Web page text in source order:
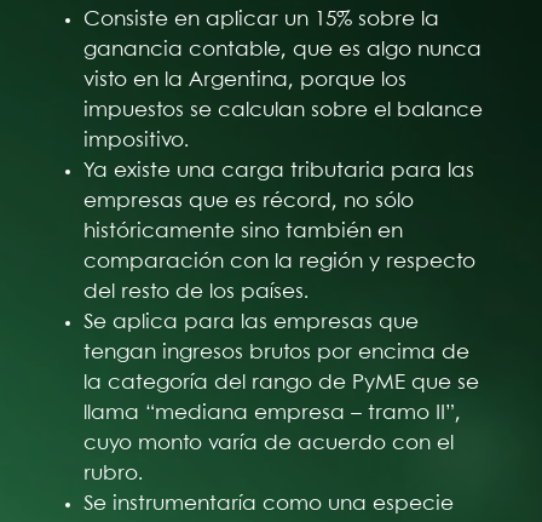
Consiste en aplicar un 15% sobre la
ganancia contable, que es algo nunca
visto en la Argentina, porque los
impuestos se calculan sobre el balance
impositivo.
Ya existe una carga tributaria para las
empresas que es récord, no sólo
históricamente sino también en
comparación con la región y respecto
del resto de los países.
Se aplica para las empresas que
tengan ingresos brutos por encima de
la categoría del rango de PyME que se
llama “mediana empresa – tramo II”,
cuyo monto varía de acuerdo con el
rubro.
Se instrumentaría como una especie